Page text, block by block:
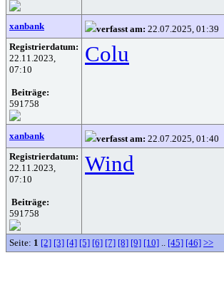
xanbank verfasst am: 22.07.2025, 01:39
Registrierdatum:
22.11.2023,
07:10
Beiträge:
591758
Colu
xanbank verfasst am: 22.07.2025, 01:40
Registrierdatum:
22.11.2023,
07:10
Beiträge:
591758
Wind
Seite: 1 [2] [3] [4] [5] [6] [7] [8] [9] [10] .. [45] [46] >>